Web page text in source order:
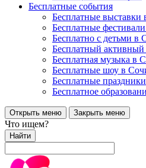
Бесплатные события
Бесплатные выставки
Бесплатные
Бесплатно с детьми в
Бесплатный
Бесплатная музыка в
Бесплатные шоу в
Бесплатные
Бесплатное
Открыть меню Закрыть меню
Что ищем?
Найти